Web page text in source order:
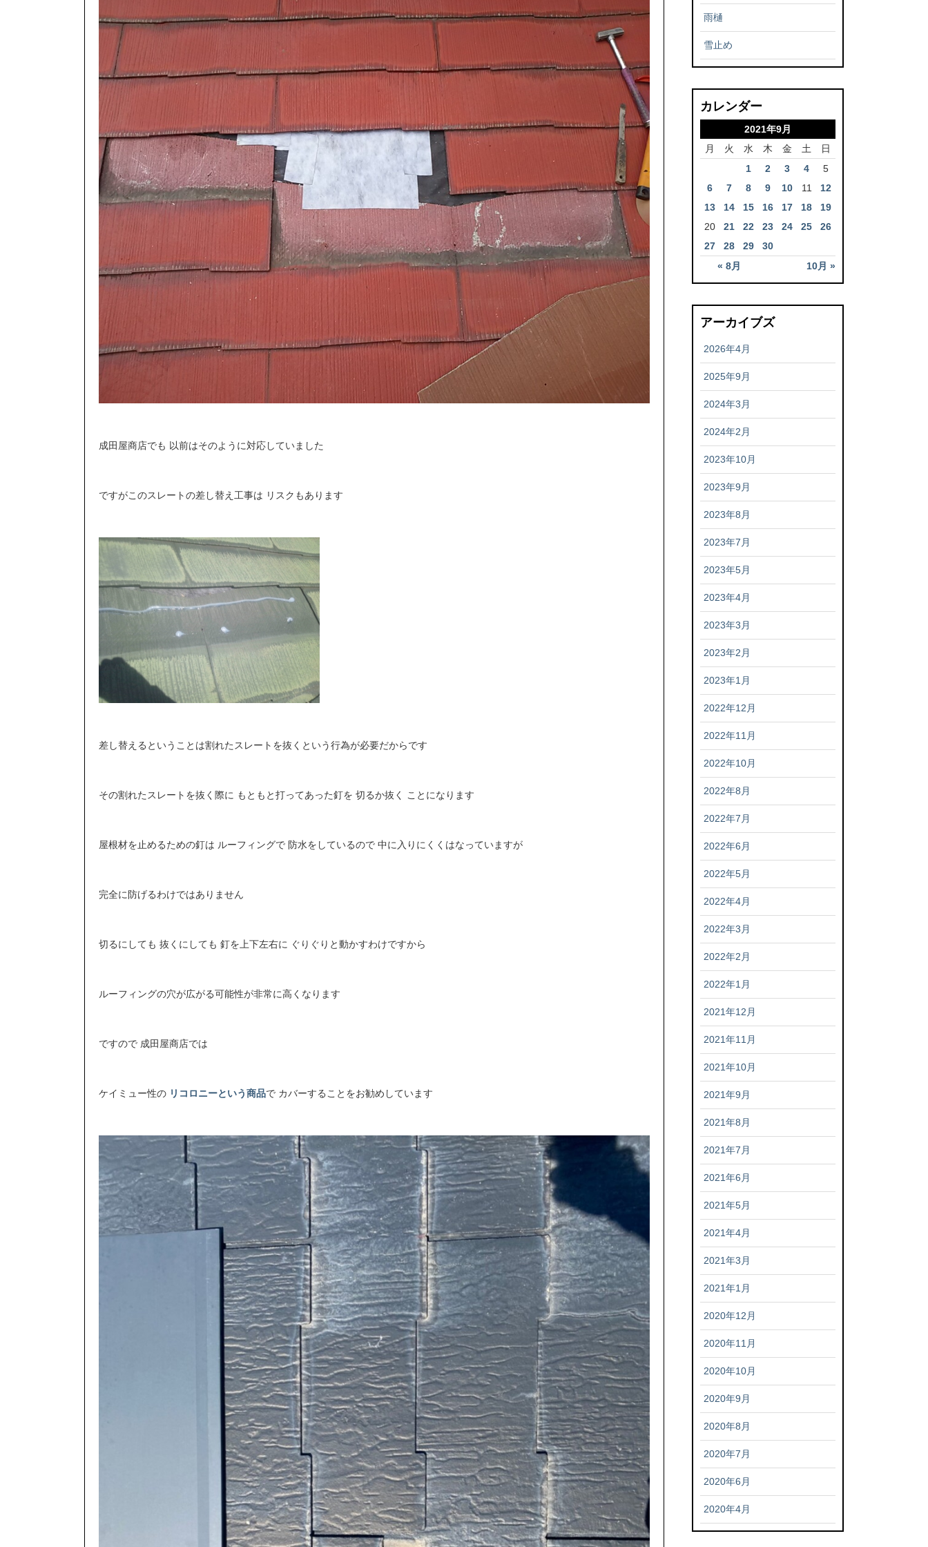
成田屋商店でも 以前はそのように対応していました
ですがこのスレートの差し替え工事は リスクもあります
差し替えるということは割れたスレートを抜くという行為が必要だからです
その割れたスレートを抜く際に もともと打ってあった釘を 切るか抜く ことになります
屋根材を止めるための釘は ルーフィングで 防水をしているので 中に入りにくくはなっていますが
完全に防げるわけではありません
切るにしても 抜くにしても 釘を上下左右に ぐりぐりと動かすわけですから
ルーフィングの穴が広がる可能性が非常に高くなります
ですので 成田屋商店では
ケイミュー性の リコロニーという商品で カバーすることをお勧めしています
雨樋
雪止め
カレンダー
2021年9月
月
火 水 木 金 土 日
« 8月 10月 »
1 2 3 4
5
6
7 8 9 10 11
12
13
14 15 16 17 18
19
20
21 22 23 24 25
26
27
28 29 30
アーカイブズ
2026年4月
2025年9月
2024年3月
2024年2月
2023年10月
2023年9月
2023年8月
2023年7月
2023年5月
2023年4月
2023年3月
2023年2月
2023年1月
2022年12月
2022年11月
2022年10月
2022年8月
2022年7月
2022年6月
2022年5月
2022年4月
2022年3月
2022年2月
2022年1月
2021年12月
2021年11月
2021年10月
2021年9月
2021年8月
2021年7月
2021年6月
2021年5月
2021年4月
2021年3月
2021年1月
2020年12月
2020年11月
2020年10月
2020年9月
2020年8月
2020年7月
2020年6月
2020年4月